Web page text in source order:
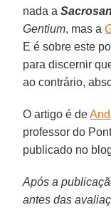
nada a
Gentium, mas a
E é sobre este
para discernir
ao contrário,
O artigo é de
professor do
publicado no
Após a
antes das